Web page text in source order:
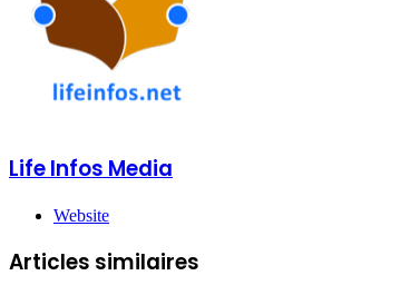
Life Infos Media
Website
Articles similaires